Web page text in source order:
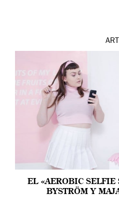
ART
EL «AEROBIC SELFIE
BYSTRÖM Y